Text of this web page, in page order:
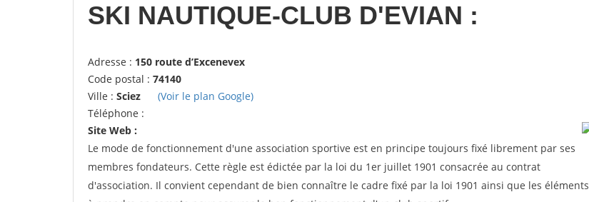
SKI NAUTIQUE-CLUB D'EVIAN :
Adresse : 150 route d’Excenevex
Code postal : 74140
Ville : Sciez
(Voir le plan Google)
Téléphone :
Site Web :
Le mode de fonctionnement d'une association sportive est en principe toujours fixé librement par ses
membres fondateurs. Cette règle est édictée par la loi du 1er juillet 1901 consacrée au contrat
d'association. Il convient cependant de bien connaître le cadre fixé par la loi 1901 ainsi que les éléments